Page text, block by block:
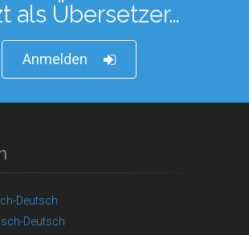
als Übersetzer…
Anmelden
Deutsch
Deutsch